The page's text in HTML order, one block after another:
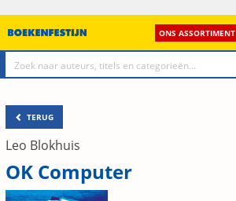
ONS ASSORTIMENT
TERUG
Leo Blokhuis
OK Computer